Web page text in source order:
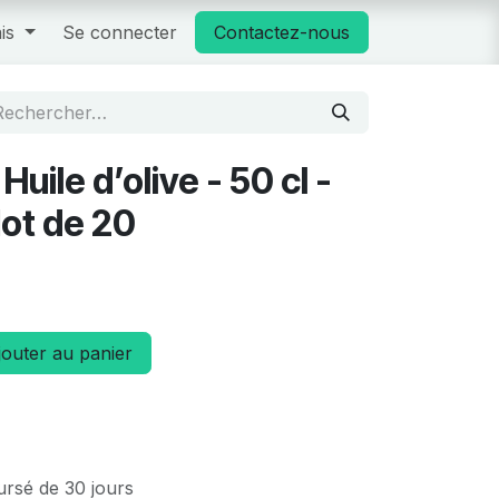
Se connecter Contactez-nous
d’olive - 50 cl -
de 20
au panier
de 30 jours